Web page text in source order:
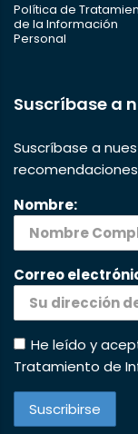
Política de
de la Información
Personal
Suscríbase a
Suscríbase a
Nombre:
Correo
He leído y
Tratamiento de